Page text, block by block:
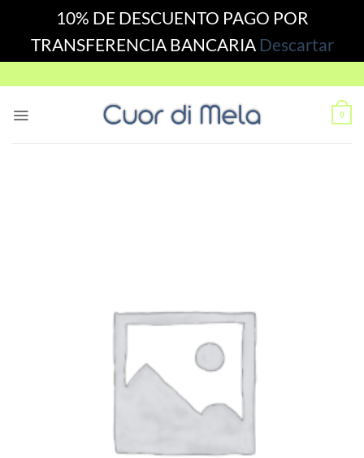
10% DE DESCUENTO PAGO POR
TRANSFERENCIA BANCARIA Descartar
to
0